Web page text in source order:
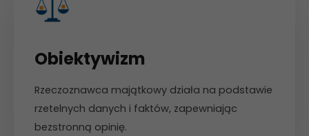
Obiektywizm
Rzeczoznawca majątkowy działa na podstawie
rzetelnych danych i faktów, zapewniając
bezstronną opinię.